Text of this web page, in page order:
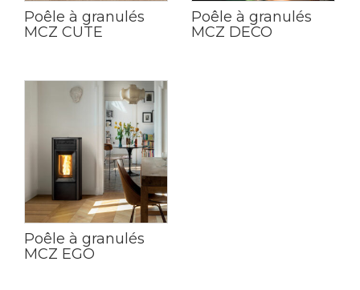
Poêle à granulés
MCZ CUTE
Poêle à granulés
MCZ DECO
Poêle à granulés
MCZ EGO